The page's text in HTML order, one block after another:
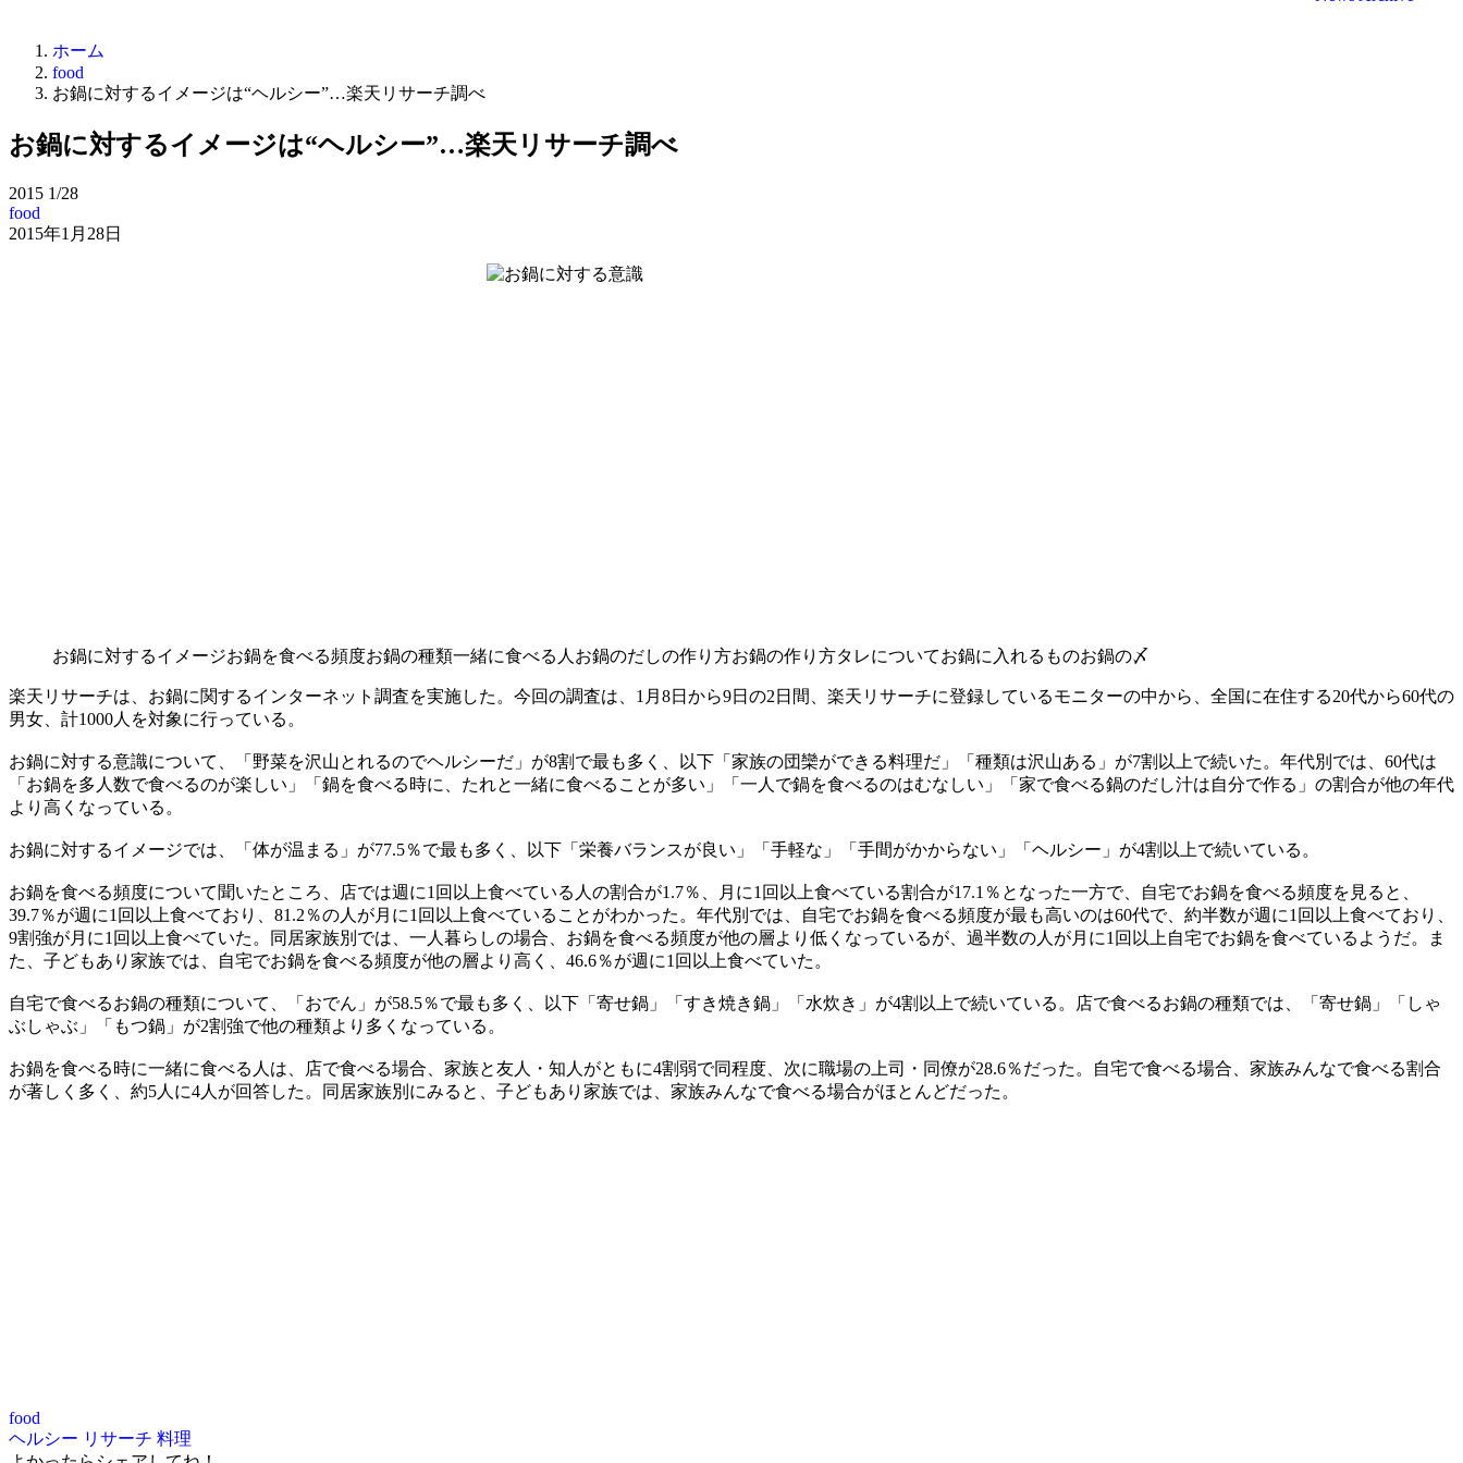
ホーム
food
お鍋に対するイメージは“ヘルシー”…楽天リサーチ調べ
お鍋に対するイメージは“ヘルシー”…楽天リサーチ調べ
2015 1/28
food
2015年1月28日
お鍋に対するイメージお鍋を食べる頻度お鍋の種類一緒に食べる人 お鍋のだしの作り方お鍋の作り方タレについてお鍋に入れるものお鍋の〆
楽天リサーチは、お鍋に関するインターネット調査を実施した。今回の調査は、1月8日から9日の2日間、楽天リサーチに登録しているモニターの中から、全国に在住する20代から60代の
男女、計1000人を対象に行っている。
お鍋に対する意識について、「野菜を沢山とれるのでヘルシーだ」が8割で最も多く、以下「家族の団欒ができる料理だ」「種類は沢山ある」が7割以上で続いた。年代別では、60代は
「お鍋を多人数で食べるのが楽しい」「鍋を食べる時に、たれと一緒に食べることが多い」「一人で鍋を食べるのはむなしい」「家で食べる鍋のだし汁は自分で作る」の割合が他の年代
より高くなっている。
お鍋に対するイメージでは、「体が温まる」が77.5％で最も多く、以下「栄養バランスが良い」「手軽な」「手間がかからない」「ヘルシー」が4割以上で続いている。
お鍋を食べる頻度について聞いたところ、店では週に1回以上食べている人の割合が1.7％、月に1回以上食べている割合が17.1％となった一方で、自宅でお鍋を食べる頻度を見ると、
39.7％が週に1回以上食べており、81.2％の人が月に1回以上食べていることがわかった。年代別では、自宅でお鍋を食べる頻度が最も高いのは60代で、約半数が週に1回以上食べており、
9割強が月に1回以上食べていた。同居家族別では、一人暮らしの場合、お鍋を食べる頻度が他の層より低くなっているが、過半数の人が月に1回以上自宅でお鍋を食べているようだ。ま
た、子どもあり家族では、自宅でお鍋を食べる頻度が他の層より高く、46.6％が週に1回以上食べていた。
自宅で食べるお鍋の種類について、「おでん」が58.5％で最も多く、以下「寄せ鍋」「すき焼き鍋」「水炊き」が4割以上で続いている。店で食べるお鍋の種類では、「寄せ鍋」「しゃ
ぶしゃぶ」「もつ鍋」が2割強で他の種類より多くなっている。
お鍋を食べる時に一緒に食べる人は、店で食べる場合、家族と友人・知人がともに4割弱で同程度、次に職場の上司・同僚が28.6％だった。自宅で食べる場合、家族みんなで食べる割合
が著しく多く、約5人に4人が回答した。同居家族別にみると、子どもあり家族では、家族みんなで食べる場合がほとんどだった。
food
ヘルシー リサーチ 料理